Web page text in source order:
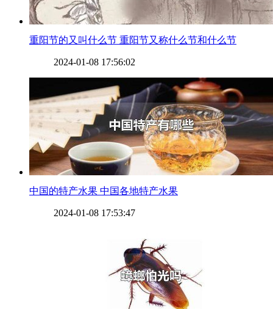
​重阳节的又叫什么节 重阳节又称什么节和什么节
2024-01-08 17:56:02
​中国的特产水果 中国各地特产水果
2024-01-08 17:53:47